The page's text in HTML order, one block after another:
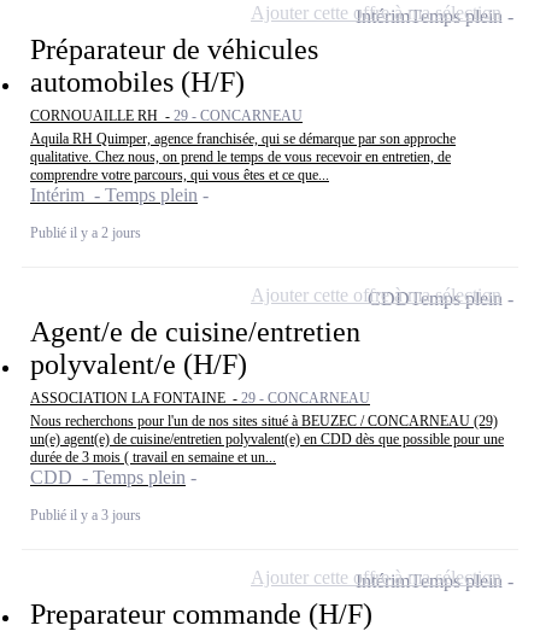
Préparateur de véhicules
automobiles (H/F)
CORNOUAILLE RH - 29 - CONCARNEAU
Aquila RH Quimper, agence franchisée, qui se démarque par son approche
qualitative. Chez nous, on prend le temps de vous recevoir en entretien, de
comprendre votre parcours, qui vous êtes et ce que...
Intérim - Temps plein
Publié il y a 2 jours
IntérimTemps plein
Ajouter cette offre à ma sélection
Agent/e de cuisine/entretien
polyvalent/e (H/F)
ASSOCIATION LA FONTAINE - 29 - CONCARNEAU
Nous recherchons pour l'un de nos sites situé à BEUZEC / CONCARNEAU (29)
un(e) agent(e) de cuisine/entretien polyvalent(e) en CDD dès que possible pour une
durée de 3 mois ( travail en semaine et un...
CDD - Temps plein
Publié il y a 3 jours
CDDTemps plein
Ajouter cette offre à ma sélection
Preparateur commande (H/F)
IntérimTemps plein
Ajouter cette offre à ma sélection